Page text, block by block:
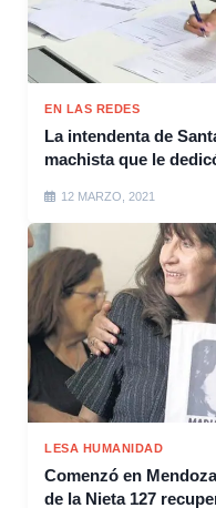
EN LAS REDES
La intendenta de
machista que le
12 MARZO, 2021
LESA HUMANIDAD
Comenzó en
de la Nieta 127